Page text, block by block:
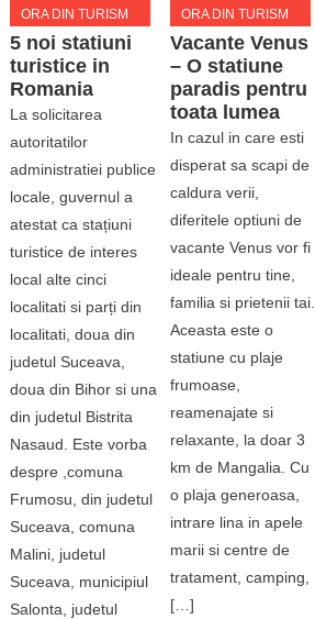
ORA DIN TURISM
5 noi statiuni
turistice in
Romania
La solicitarea
autoritatilor
administratiei publice
locale, guvernul a
atestat ca stațiuni
turistice de interes
local alte cinci
localitati si parți din
localitati, doua din
judetul Suceava,
doua din Bihor si una
din judetul Bistrita
Nasaud. Este vorba
despre ,comuna
Frumosu, din judetul
Suceava, comuna
Malini, judetul
Suceava, municipiul
Salonta, judetul
ORA DIN TURISM
Vacante Venus
– O statiune
paradis pentru
toata lumea
In cazul in care esti
disperat sa scapi de
caldura verii,
diferitele optiuni de
vacante Venus vor fi
ideale pentru tine,
familia si prietenii tai.
Aceasta este o
statiune cu plaje
frumoase,
reamenajate si
relaxante, la doar 3
km de Mangalia. Cu
o plaja generoasa,
intrare lina in apele
marii si centre de
tratament, camping,
[…]